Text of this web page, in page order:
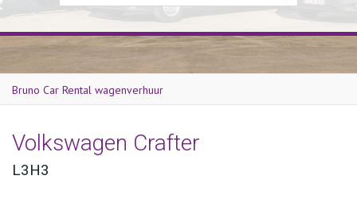
Bruno Car Rental wagenverhuur
Volkswagen Crafter
L3H3